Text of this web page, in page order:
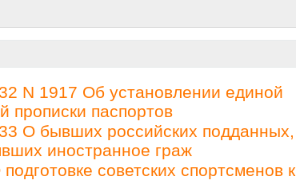
N 1917 Об установлении единой
прописки паспортов
О бывших российских подданных,
иностранное граж
советских спортсменов к